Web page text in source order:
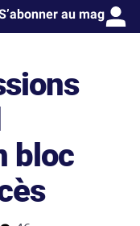
au mag
bloc